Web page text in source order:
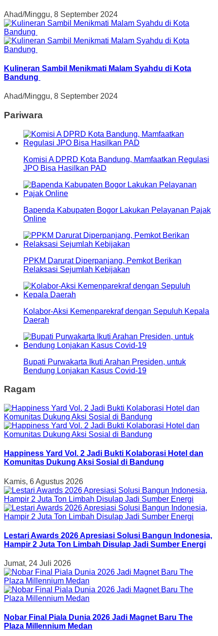
Ahad/Minggu, 8 September 2024
Kulineran Sambil Menikmati Malam Syahdu di Kota
Bandung
Ahad/Minggu, 8 September 2024
Pariwara
Komisi A DPRD Kota Bandung, Mamfaatkan Regulasi
JPO Bisa Hasilkan PAD
Bapenda Kabupaten Bogor Lakukan Pelayanan Pajak
Online
PPKM Darurat Diperpanjang, Pemkot Berikan
Relaksasi Sejumlah Kebijakan
Kolabor-Aksi Kemenparekraf dengan Sepuluh Kepala
Daerah
Bupati Purwakarta Ikuti Arahan Presiden, untuk
Bendung Lonjakan Kasus Covid-19
Ragam
Happiness Yard Vol. 2 Jadi Bukti Kolaborasi Hotel dan
Komunitas Dukung Aksi Sosial di Bandung
Kamis, 6 Agustus 2026
Lestari Awards 2026 Apresiasi Solusi Bangun Indonesia,
Hampir 2 Juta Ton Limbah Disulap Jadi Sumber Energi
Jumat, 24 Juli 2026
Nobar Final Piala Dunia 2026 Jadi Magnet Baru The
Plaza Millennium Medan